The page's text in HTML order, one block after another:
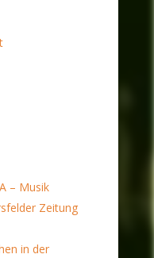
– Musik
Zeitung
in der